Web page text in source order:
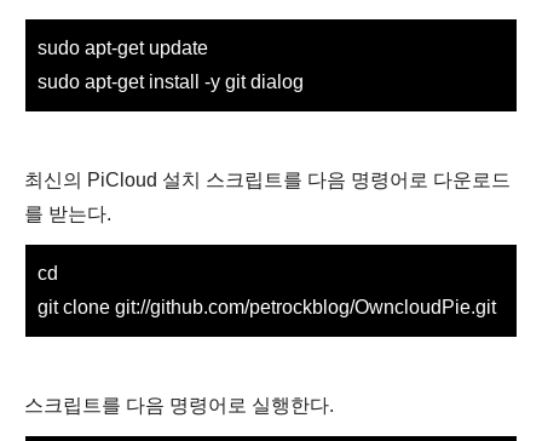
sudo apt-get update
sudo apt-get install -y git dialog
최신의 PiCloud 설치 스크립트를 다음 명령어로 다운로드
를 받는다.
cd
git clone git://github.com/petrockblog/OwncloudPie.git
스크립트를 다음 명령어로 실행한다.